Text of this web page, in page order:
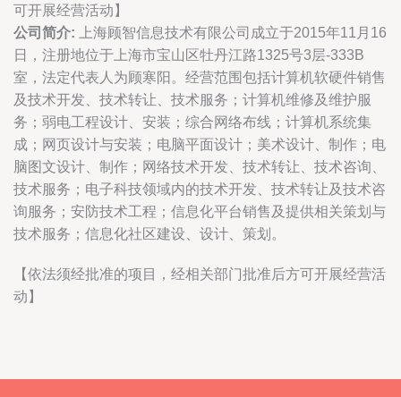
可开展经营活动】
公司简介: 上海顾智信息技术有限公司成立于2015年11月16
日，注册地位于上海市宝山区牡丹江路1325号3层-333B
室，法定代表人为顾寒阳。经营范围包括计算机软硬件销售
及技术开发、技术转让、技术服务；计算机维修及维护服
务；弱电工程设计、安装；综合网络布线；计算机系统集
成；网页设计与安装；电脑平面设计；美术设计、制作；电
脑图文设计、制作；网络技术开发、技术转让、技术咨询、
技术服务；电子科技领域内的技术开发、技术转让及技术咨
询服务；安防技术工程；信息化平台销售及提供相关策划与
技术服务；信息化社区建设、设计、策划。
【依法须经批准的项目，经相关部门批准后方可开展经营活
动】